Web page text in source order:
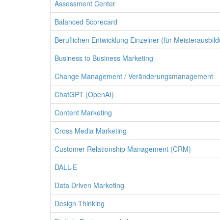
Assessment Center
Balanced Scorecard
Beruflichen Entwicklung Einzelner (für
Business to Business Marketing
Change Management / Veränderungsmanagement
ChatGPT (OpenAI)
Content Marketing
Cross Media Marketing
Customer Relationship Management (CRM)
DALL-E
Data Driven Marketing
Design Thinking